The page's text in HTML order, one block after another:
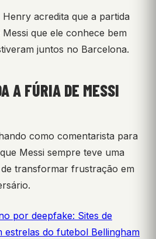
Henry acredita que a partida
que ele conhece bem
juntos no Barcelona.
A FÚRIA DE MESSI
como comentarista para
Messi sempre teve uma
transformar frustração em
por deepfake: Sites de
estrelas do futebol Bellingham